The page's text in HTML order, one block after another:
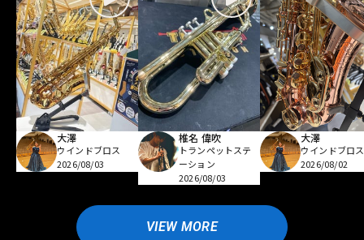
大澤
ウインドブロス
2026/08/03
椎名 偉吹
トランペットステ
ーション
2026/08/03
大澤
ウインドブロス
2026/08/02
VIEW MORE